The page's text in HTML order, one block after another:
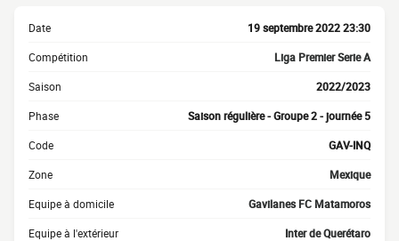
Date 19 septembre 2022 23:30
Compétition Liga Premier Serie A
Saison 2022/2023
Phase Saison régulière - Groupe 2 - journée 5
Code GAV-INQ
Zone Mexique
Equipe à domicile Gavilanes FC Matamoros
Equipe à l'extérieur Inter de Querétaro